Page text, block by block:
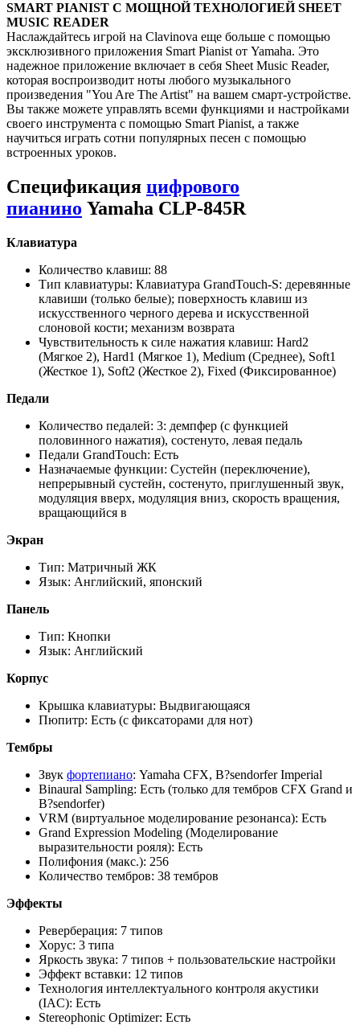
SMART PIANIST С МОЩНОЙ ТЕХНОЛОГИЕЙ SHEET
MUSIC READER
Наслаждайтесь игрой на Clavinova еще больше с помощью
эксклюзивного приложения Smart Pianist от Yamaha. Это
надежное приложение включает в себя Sheet Music Reader,
которая воспроизводит ноты любого музыкального
произведения "You Are The Artist" на вашем смарт-устройстве.
Вы также можете управлять всеми функциями и настройками
своего инструмента с помощью Smart Pianist, а также
научиться играть сотни популярных песен с помощью
встроенных уроков.
Спецификация цифрового
пианино Yamaha CLP-845R
Клавиатура
Количество клавиш: 88
Тип клавиатуры: Клавиатура GrandTouch-S: деревянные
клавиши (только белые); поверхность клавиш из
искусственного черного дерева и искусственной
слоновой кости; механизм возврата
Чувствительность к силе нажатия клавиш: Hard2
(Мягкое 2), Hard1 (Мягкое 1), Medium (Среднее), Soft1
(Жесткое 1), Soft2 (Жесткое 2), Fixed (Фиксированное)
Педали
Количество педалей: 3: демпфер (с функцией
половинного нажатия), состенуто, левая педаль
Педали GrandTouch: Есть
Назначаемые функции: Сустейн (переключение),
непрерывный сустейн, состенуто, приглушенный звук,
модуляция вверх, модуляция вниз, скорость вращения,
вращающийся в
Экран
Тип: Матричный ЖК
Язык: Английский, японский
Панель
Тип: Кнопки
Язык: Английский
Корпус
Крышка клавиатуры: Выдвигающаяся
Пюпитр: Есть (с фиксаторами для нот)
Тембры
Звук фортепиано: Yamaha CFX, B?sendorfer Imperial
Binaural Sampling: Есть (только для тембров CFX Grand и
B?sendorfer)
VRM (виртуальное моделирование резонанса): Есть
Grand Expression Modeling (Моделирование
выразительности рояля): Есть
Полифония (макс.): 256
Количество тембров: 38 тембров
Эффекты
Реверберация: 7 типов
Хорус: 3 типа
Яркость звука: 7 типов + пользовательские настройки
Эффект вставки: 12 типов
Технология интеллектуального контроля акустики
(IAC): Есть
Stereophonic Optimizer: Есть